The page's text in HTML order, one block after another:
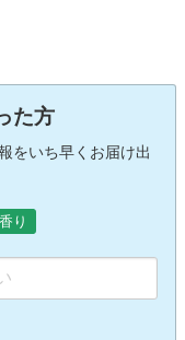
た方
をいち早くお届け出
香り